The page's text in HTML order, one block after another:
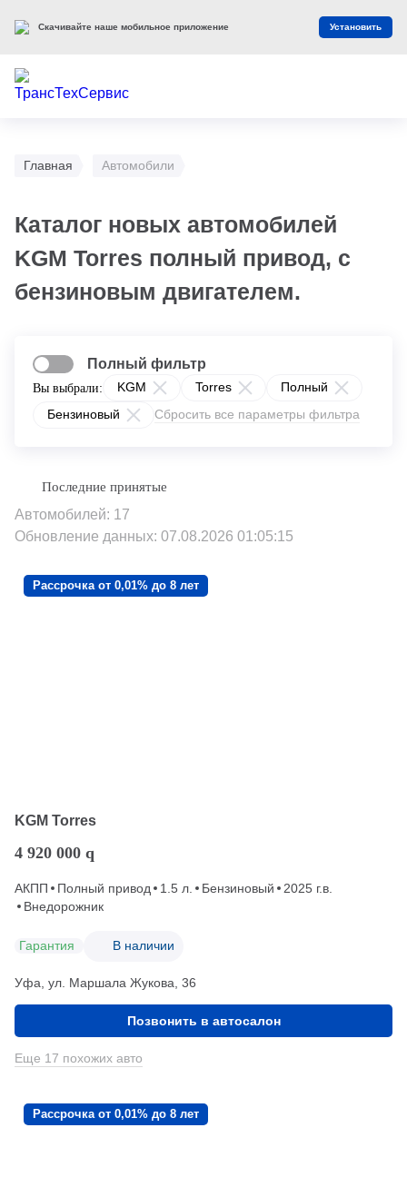
Главная Автомобили
Каталог новых автомобилей
KGM Torres полный привод, с
бензиновым двигателем.
Вы выбрали: KGM Torres
Полный
Бензиновый
Сбросить все параметры фильтра
Полный фильтр
Автомобилей: 17
Обновление данных: 07.08.2026 01:05:15
Рассрочка от 0,01% до 8 лет
KGM Torres
4 920 000 q
АКПП Полный привод 1.5 л. Бензиновый
2025 г.в.
Внедорожник
Гарантия В наличии
Уфа, ул. Маршала Жукова, 36
Позвонить в автосалон
Еще 17 похожих авто
Рассрочка от 0,01% до 8 лет
Скачивайте наше мобильное приложение Установить